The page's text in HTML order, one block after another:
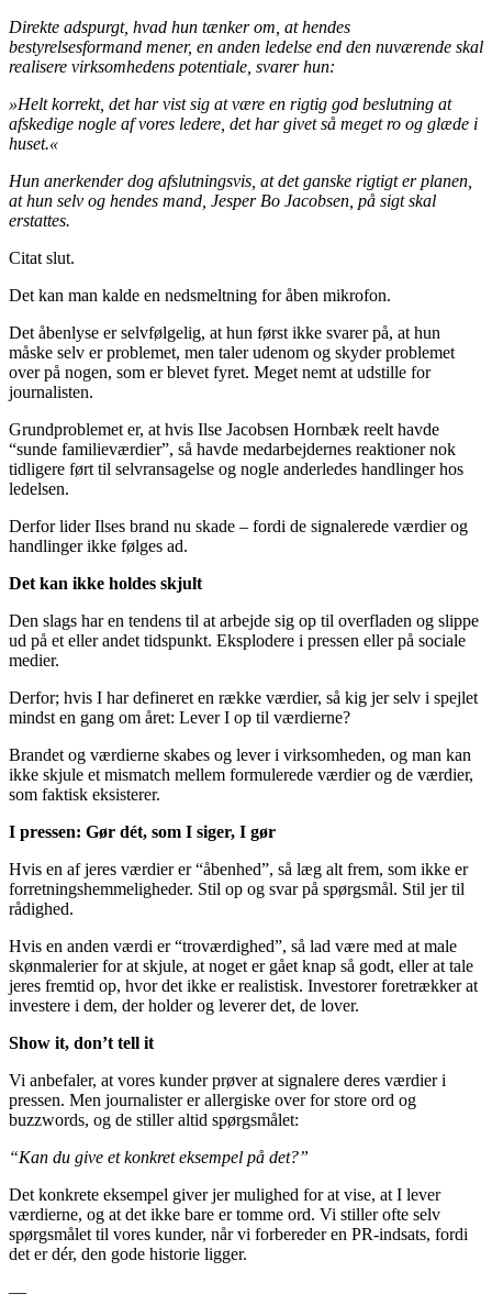
Direkte adspurgt, hvad hun tænker om, at hendes
bestyrelsesformand mener, en anden ledelse end den nuværende skal
realisere virksomhedens potentiale, svarer hun:
»Helt korrekt, det har vist sig at være en rigtig god beslutning at
afskedige nogle af vores ledere, det har givet så meget ro og glæde i
huset.«
Hun anerkender dog afslutningsvis, at det ganske rigtigt er planen,
at hun selv og hendes mand, Jesper Bo Jacobsen, på sigt skal
erstattes.
Citat slut.
Det kan man kalde en nedsmeltning for åben mikrofon.
Det åbenlyse er selvfølgelig, at hun først ikke svarer på, at hun
måske selv er problemet, men taler udenom og skyder problemet
over på nogen, som er blevet fyret. Meget nemt at udstille for
journalisten.
Grundproblemet er, at hvis Ilse Jacobsen Hornbæk reelt havde
“sunde familieværdier”, så havde medarbejdernes reaktioner nok
tidligere ført til selvransagelse og nogle anderledes handlinger hos
ledelsen.
Derfor lider Ilses brand nu skade – fordi de signalerede værdier og
handlinger ikke følges ad.
Det kan ikke holdes skjult
Den slags har en tendens til at arbejde sig op til overfladen og slippe
ud på et eller andet tidspunkt. Eksplodere i pressen eller på sociale
medier.
Derfor; hvis I har defineret en række værdier, så kig jer selv i spejlet
mindst en gang om året: Lever I op til værdierne?
Brandet og værdierne skabes og lever i virksomheden, og man kan
ikke skjule et mismatch mellem formulerede værdier og de værdier,
som faktisk eksisterer.
I pressen: Gør dét, som I siger, I gør
Hvis en af jeres værdier er “åbenhed”, så læg alt frem, som ikke er
forretningshemmeligheder. Stil op og svar på spørgsmål. Stil jer til
rådighed.
Hvis en anden værdi er “troværdighed”, så lad være med at male
skønmalerier for at skjule, at noget er gået knap så godt, eller at tale
jeres fremtid op, hvor det ikke er realistisk. Investorer foretrækker at
investere i dem, der holder og leverer det, de lover.
Show it, don’t tell it
Vi anbefaler, at vores kunder prøver at signalere deres værdier i
pressen. Men journalister er allergiske over for store ord og
buzzwords, og de stiller altid spørgsmålet:
“Kan du give et konkret eksempel på det?”
Det konkrete eksempel giver jer mulighed for at vise, at I lever
værdierne, og at det ikke bare er tomme ord. Vi stiller ofte selv
spørgsmålet til vores kunder, når vi forbereder en PR-indsats, fordi
det er dér, den gode historie ligger.
—